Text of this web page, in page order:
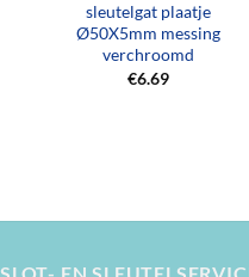
sleutelgat plaatje
Ø50X5mm messing
verchroomd
€6.69